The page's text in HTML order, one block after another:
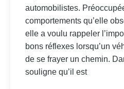
automobilistes.
comportements qu’elle
elle a voulu rappeler
bons réflexes lorsqu’un
de se frayer un chemin.
souligne qu’il est